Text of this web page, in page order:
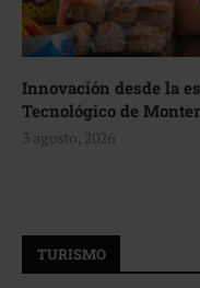
Innovación desde la
Tecnológico de
3 agosto, 2026
TURISMO